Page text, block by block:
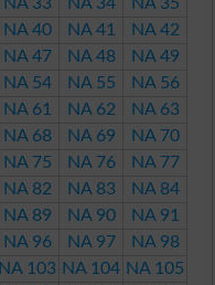
NA 40 NA 41
NA 42
NA 47 NA 48
NA 49
NA 54 NA 55
NA 56
NA 61 NA 62
NA 63
NA 68 NA 69
NA 70
NA 75 NA 76
NA 77
NA 82 NA 83
NA 84
NA 89 NA 90
NA 91
NA 96 NA 97
NA 98
NA 103 NA 104 NA 105